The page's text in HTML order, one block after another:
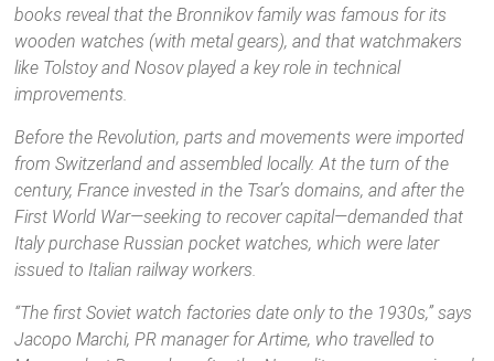
books reveal that the Bronnikov family was famous for its
wooden watches (with metal gears), and that watchmakers
like Tolstoy and Nosov played a key role in technical
improvements.
Before the Revolution, parts and movements were imported
from Switzerland and assembled locally. At the turn of the
century, France invested in the Tsar’s domains, and after the
First World War—seeking to recover capital—demanded that
Italy purchase Russian pocket watches, which were later
issued to Italian railway workers.
“The first Soviet watch factories date only to the 1930s,” says
Jacopo Marchi, PR manager for Artime, who travelled to